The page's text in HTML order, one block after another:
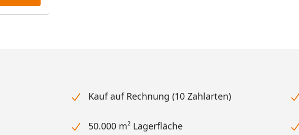
Kauf auf Rechnung (10 Zahlarten)
50.000 m² Lagerfläche